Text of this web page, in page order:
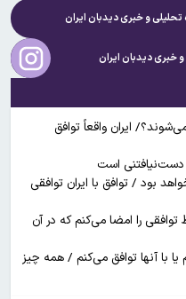
تحلیلی و خبریدیدبان ایران
و خبریدیدبان ایران
ایران واقعاً توافق
دست‌نیافتنی است
بود / توافق با ایران توافقی
را امضا می‌کنم که در آن
با آنها توافق می‌کنم / همه چیز